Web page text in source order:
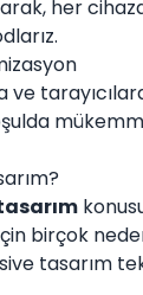
her
ve
birçok
tasarım